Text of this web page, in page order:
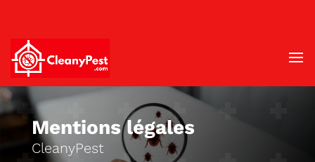
Mentions légales
CleanyPest